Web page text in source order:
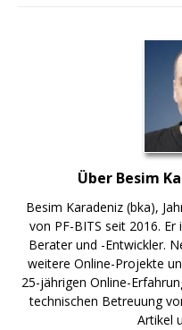
Über Besim
Besim Karadeniz (bka),
von PF-BITS seit 2016.
Berater und -Entwickler.
weitere Online-Projekte
25-jährigen Online-
technischen Betreuung
Artikel